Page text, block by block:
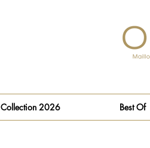
Collection 2026 Best Of